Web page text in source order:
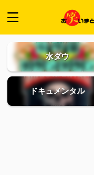
水ダウ
ドキュメンタル